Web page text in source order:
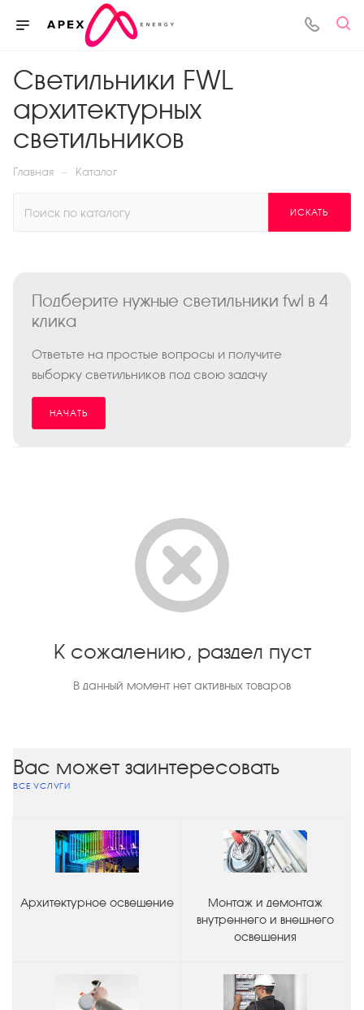
Светильники FWL
архитектурных
светильников
Главная — Каталог
ИСКАТЬ
Подберите нужные светильники fwl в 4
клика
Ответьте на простые вопросы и получите
выборку светильников под свою задачу
НАЧАТЬ
К сожалению, раздел пуст
В данный момент нет активных товаров
Вас может заинтересовать
ВСЕ УСЛУГИ
Архитектурное освещение
Монтаж и демонтаж
внутреннего и внешнего
освещения